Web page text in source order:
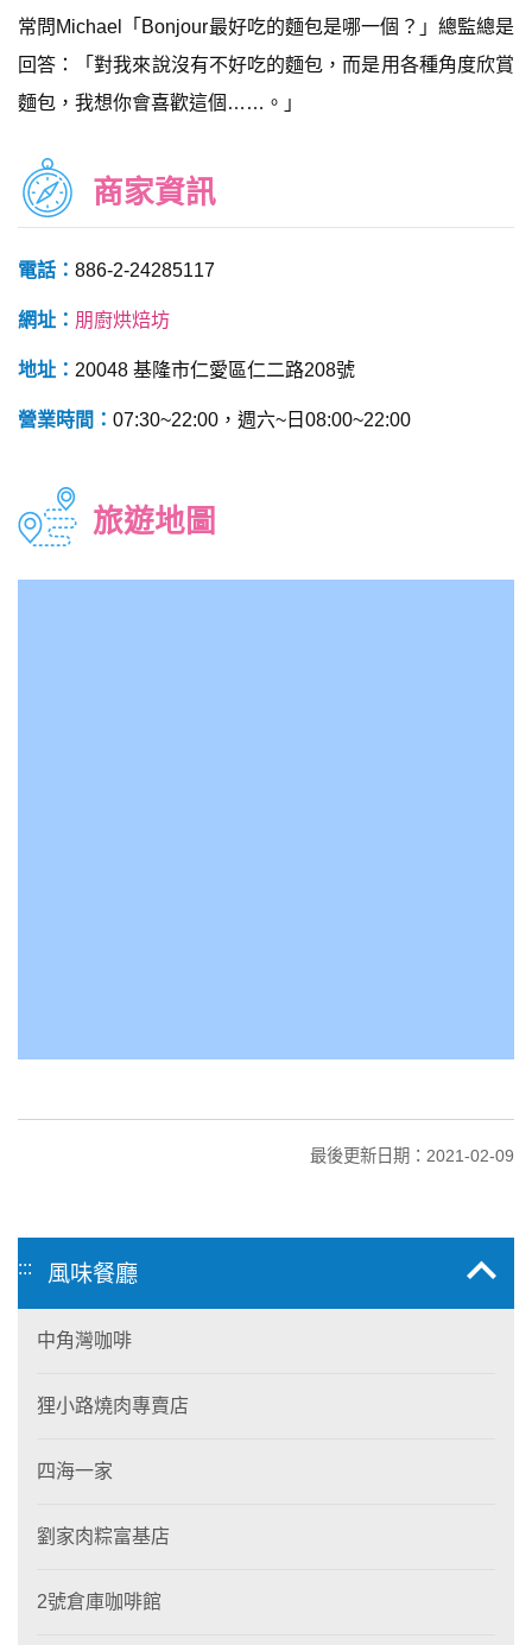
常問Michael「Bonjour最好吃的麵包是哪一個？」總監總是
回答：「對我來說沒有不好吃的麵包，而是用各種角度欣賞
麵包，我想你會喜歡這個……。」
商家資訊
電話： 886-2-24285117
網址： 朋廚烘焙坊
地址： 20048 基隆市仁愛區仁二路208號
營業時間： 07:30~22:00，週六~日08:00~22:00
旅遊地圖
最後更新日期：2021-02-09
::: 風味餐廳
中角灣咖啡
狸小路燒肉專賣店
四海一家
劉家肉粽富基店
2號倉庫咖啡館